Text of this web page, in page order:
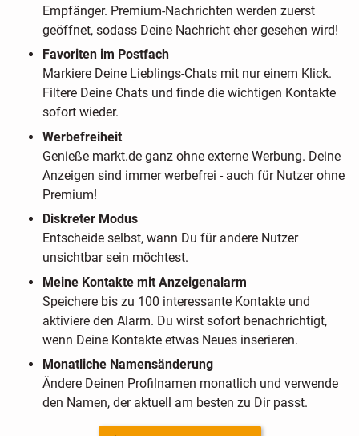
Empfänger. Premium-Nachrichten werden zuerst
geöffnet, sodass Deine Nachricht eher gesehen wird!
Favoriten im Postfach
Markiere Deine Lieblings-Chats mit nur einem Klick.
Filtere Deine Chats und finde die wichtigen Kontakte
sofort wieder.
Werbefreiheit
Genieße markt.de ganz ohne externe Werbung. Deine
Anzeigen sind immer werbefrei - auch für Nutzer ohne
Premium!
Diskreter Modus
Entscheide selbst, wann Du für andere Nutzer
unsichtbar sein möchtest.
Meine Kontakte mit Anzeigenalarm
Speichere bis zu 100 interessante Kontakte und
aktiviere den Alarm. Du wirst sofort benachrichtigt,
wenn Deine Kontakte etwas Neues inserieren.
Monatliche Namensänderung
Ändere Deinen Profilnamen monatlich und verwende
den Namen, der aktuell am besten zu Dir passt.